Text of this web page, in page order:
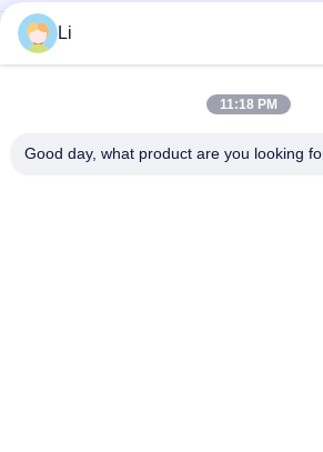
Thermostats instantanés d'action de
commutateur de commande limité de
H31 250V 10 13C
Le type instantané puissance
Li
11:18 PM
Good day, what product are you looking